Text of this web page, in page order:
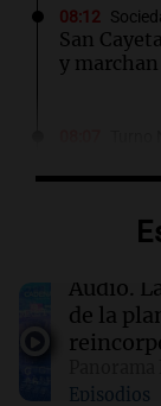
08:12
San
y
trabajo al
Día
Reclamo
Audio.
de la
Episodios